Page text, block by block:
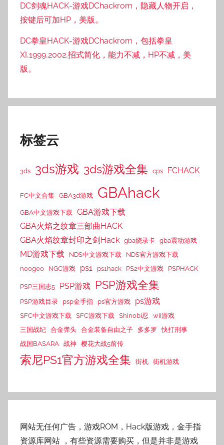
DC剑魂HACK-游戏DChackrom，隐藏人物开启，
按键后可加HP，美版。
DC拳皇HACK-游戏DChackrom，包括拳皇
XI,1999,2002,招式简化，能力不减，HP不减，美
版。
标签云
3ds 3ds游戏 3ds游戏全集 cps FCHACK
FC中文合集 GBA3d游戏 GBAhack
GBA中文游戏下载 GBA游戏下载
GBA火焰之纹章三部曲HACK
GBA火焰纹章封印之剑Hack gba烧录卡 gba震动游戏
MD游戏下载 NDS中文游戏下载
NDS官方游戏下载
neogeo
NGC游戏 ps1 ps1hack PS2中文游戏 PSPHACK
PSP三国志5 PSP游戏 PSP游戏全集
PSP游戏目录 psp金手指 ps官方游戏 ps游戏
SFC中文游戏下载 SFC游戏下载 Shinobi忍
wii游戏
三国战纪 合金弹头 合金装备自由之子 多多罗
快打刑事
战国BASARA 战神 樱花大战5前传
索尼PS1官方游戏全集 街机 街机游戏
网站无任何广告，游戏ROM，Hack版游戏，金手指
资源库网站 ，有些资源需要购买，但是并非是游戏